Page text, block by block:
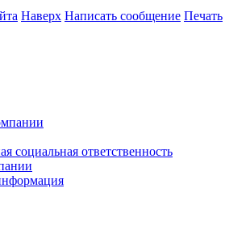
Наверх Написать сообщение Печать
социальная ответственность